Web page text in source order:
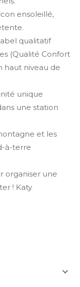
ensoleillé,
qualitatif
(Qualité Confort
haut niveau de
unique
une station
et les
à-terre
organiser une
! Katy